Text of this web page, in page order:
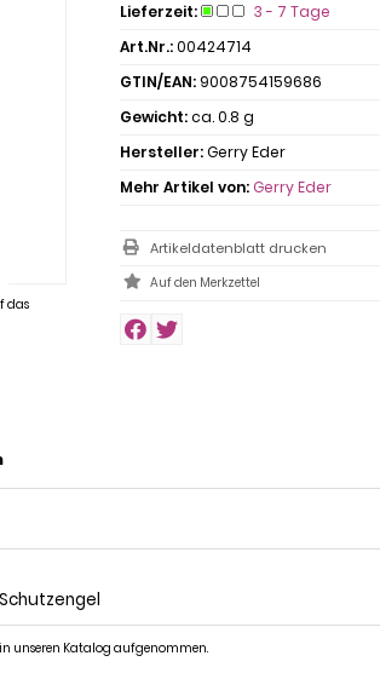
das
Lieferzeit:
3 - 7 Tage
Art.Nr.:00424714
GTIN/EAN: 9008754159686
Gewicht:ca. 0.8 g
Hersteller:Gerry Eder
Mehr Artikel von: Gerry Eder
Artikeldatenblatt drucken
in unseren Katalog aufgenommen.